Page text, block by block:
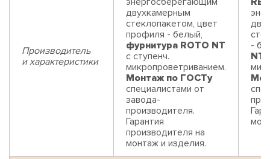
Производитель
и характеристики
двухкамерным
стеклопакетом, цвет
профиля - белый,
фурнитура ROTO NT
с ступенч.
микропроветриванием.
Монтаж по ГОСТу
специалистами от
завода-
производителя.
Гарантия
производителя на
монтаж и изделия.
-
NT